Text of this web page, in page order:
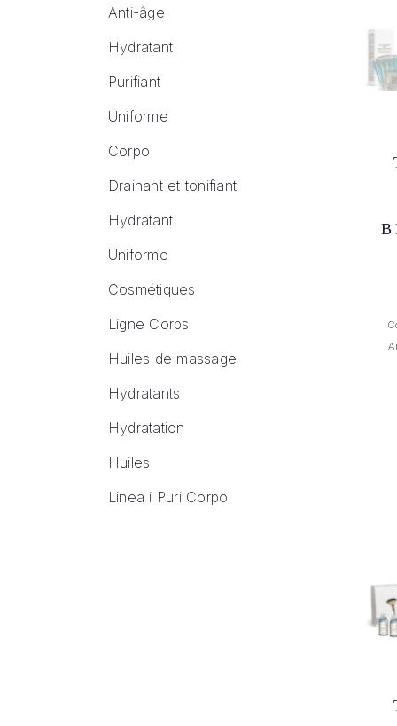
Anti-âge
Hydratant
Purifiant
Uniforme
Corpo
Drainant et tonifiant
Hydratant
Uniforme
Cosmétiques
Ligne Corps
Huiles de massage
Hydratants
Hydratation
Huiles
Linea i Puri Corpo